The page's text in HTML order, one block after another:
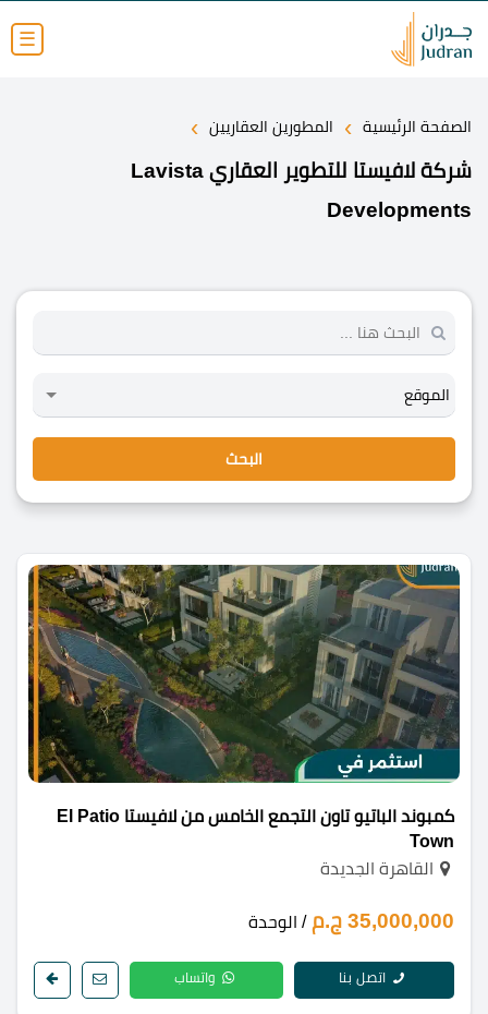
☰
الصفحة الرئيسية › المطورين العقاريين ›
شركة لافيستا للتطوير العقاري Lavista
Developments
البحث
كمبوند الباتيو تاون التجمع الخامس من لافيستا El Patio
Town
القاهرة الجديدة
35,000,000 ج.م / الوحدة
اتصل بنا واتساب